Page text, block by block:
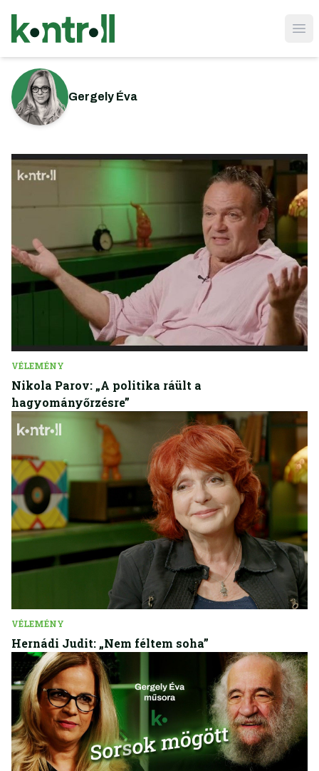
Gergely Éva
VÉLEMÉNY
Nikola Parov: „A politika ráült a
hagyományőrzésre”
VÉLEMÉNY
Hernádi Judit: „Nem féltem soha”